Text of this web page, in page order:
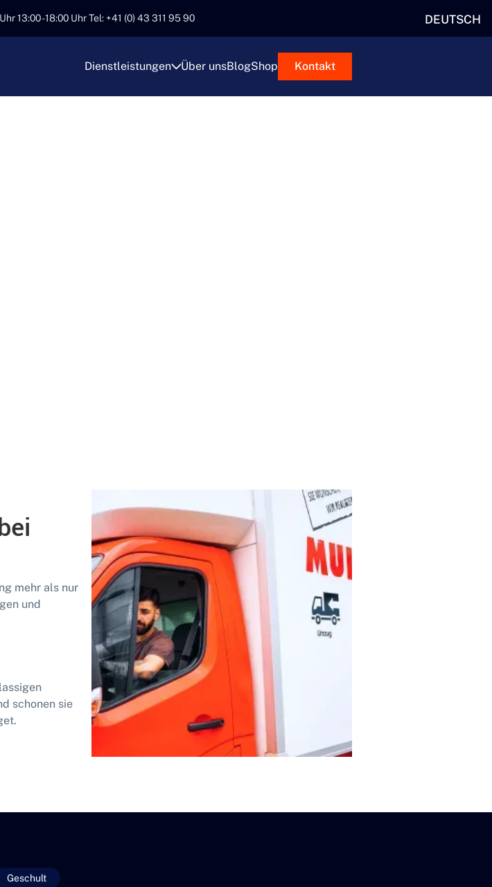
13:00 - 18:00 Uhr Tel: +41 (0) 43 311 95 90
Dienstleistungen Über unsBlogShop
DEUTSCH
Kontakt
mehr als nur
und
schonen sie
Geschult